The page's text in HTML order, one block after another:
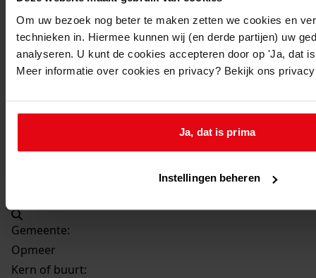
Om uw bezoek nog beter te maken zetten we cookies en
technieken in. Hiermee kunnen wij (en derde partijen) uw
analyseren. U kunt de cookies accepteren door op 'Ja, dat
Meer informatie over cookies en privacy? Bekijk ons
Ja, dat is prima
Instellingen beheren
Uitbreiden van de ligboxenstal
Datum vergunning:
9-5-2006
Spanbroek, Grote Zomerdijk 51
Gemeente:
Opmeer
Kern of buurt: